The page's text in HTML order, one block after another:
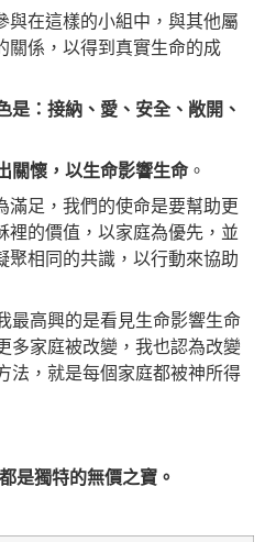
與在這樣的小組中，與其他屬
關係，以得到真實生命的成
是：接納、愛、安全、敞開、
關懷，以生命影響生命 。
滿足，我們的使命是要幫助更
裡的價值，以家庭為優先，並
聚相同的共識，以行動來協助
最高興的是看見生命影響生命
多家庭被改變，我也認為改變
法，就是每個家庭都被神所得
是獨特的無價之寶。